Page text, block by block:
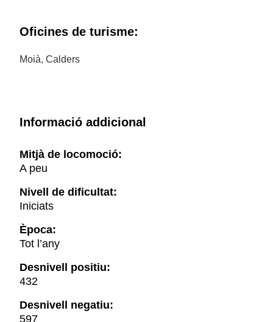
Oficines de turisme:
Moià, Calders
Informació addicional
Mitjà de locomoció:
A peu
Nivell de dificultat:
Iniciats
Època:
Tot l’any
Desnivell positiu:
432
Desnivell negatiu:
597